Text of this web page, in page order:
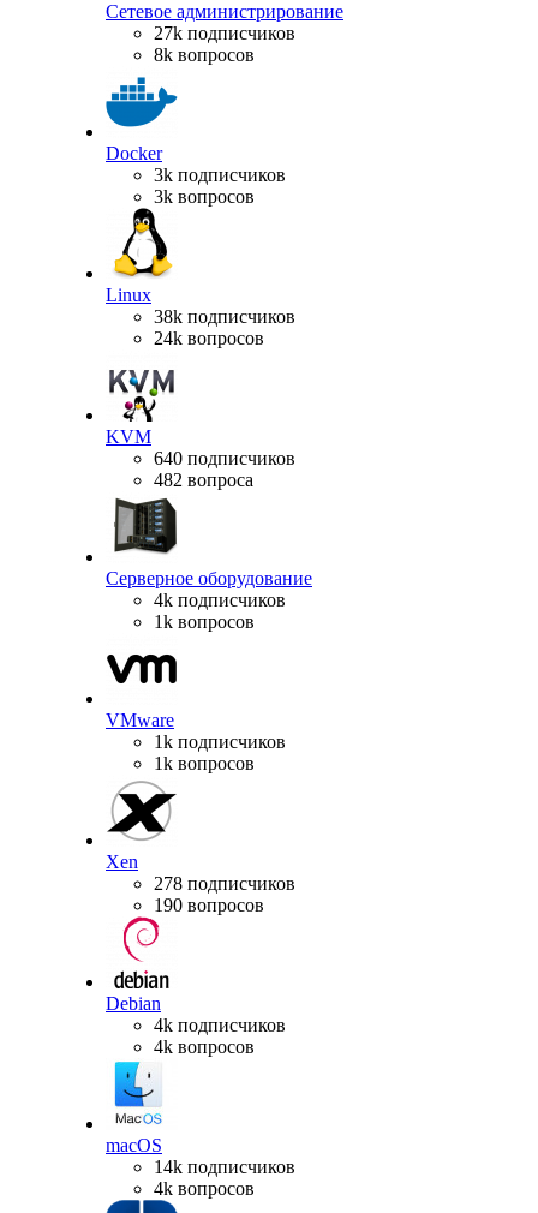
Сетевое администрирование
27k подписчиков
8k вопросов
Docker
3k подписчиков
3k вопросов
Linux
38k подписчиков
24k вопросов
KVM
640 подписчиков
482 вопроса
Серверное оборудование
4k подписчиков
1k вопросов
VMware
1k подписчиков
1k вопросов
Xen
278 подписчиков
190 вопросов
Debian
4k подписчиков
4k вопросов
macOS
14k подписчиков
4k вопросов